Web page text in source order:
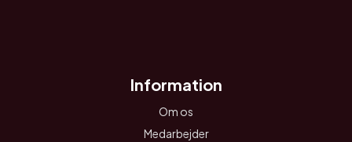
Information
Om os
Medarbejder